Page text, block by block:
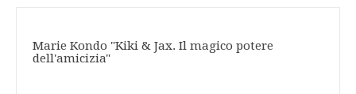
Marie Kondo "Kiki & Jax. Il magico potere
dell'amicizia"